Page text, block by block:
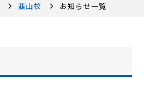
韮山校 お知らせ一覧